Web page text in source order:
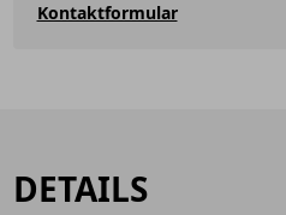
Kontaktformular
DETAILS